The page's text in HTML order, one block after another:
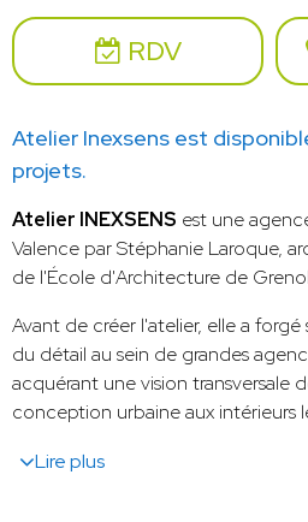
RDV
Atelier Inexsens est
projets.
Atelier INEXSENS est une
Valence par Stéphanie Laroque,
de l'École d'Architecture de
Avant de créer l'atelier, elle a
du détail au sein de grandes
acquérant une vision transversale
conception urbaine aux intérieurs
Lire plus